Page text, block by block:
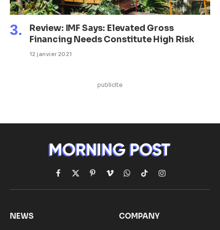
Review: IMF Says: Elevated Gross
Financing Needs Constitute High Risk
12 janvier 2021
publicite
Facebook
X
(Twitter)
Pinterest
VimeoWhatsApp
TikTokInstagram
NEWS COMPANY